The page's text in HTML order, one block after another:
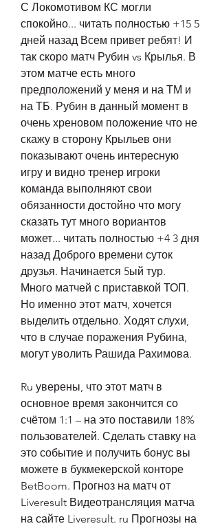
С Локомотивом КС могли
спокойно... читать полностью +15 5
дней назад Всем привет ребят! И
так скоро матч Рубин vs Крылья. В
этом матче есть много
предположений у меня и на ТМ и
на ТБ. Рубин в данный момент в
очень хреновом положение что не
скажу в сторону Крыльев они
показывают очень интересную
игру и видно тренер игроки
команда выполняют свои
обязанности достойно что могу
сказать тут много вориантов
может... читать полностью +4 3 дня
назад Доброго времени суток
друзья. Начинается 5ый тур.
Много матчей с приставкой ТОП.
Но именно этот матч, хочется
выделить отдельно. Ходят слухи,
что в случае поражения Рубина,
могут уволить Рашида Рахимова.
Ru уверены, что этот матч в
основное время закончится со
счётом 1:1 – на это поставили 18%
пользователей. Сделать ставку на
это событие и получить бонус вы
можете в букмекерской конторе
BetBoom. Прогноз на матч от
Liveresult Видеотрансляция матча
на сайте Liveresult. ru Прогнозы на